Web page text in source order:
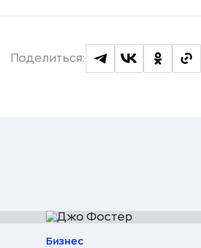
Поделиться:
Бизнес